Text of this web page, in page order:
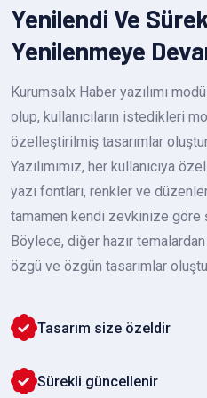
Yenilendi Ve
Yenilenmeye
Kurumsalx Haber yazılımı
olup, kullanıcıların istedikleri
özelleştirilmiş tasarımlar
Yazılımımız, her kullanıcıya
yazı fontları, renkler ve
tamamen kendi zevkinize göre
Böylece, diğer hazır
özgü ve özgün tasarımlar
Tasarım size özeldir
Sürekli güncellenir